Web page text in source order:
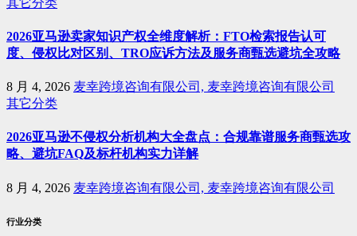
2026亚马逊卖家知识产权全维度解析：FTO检索报告认可
度、侵权比对区别、TRO应诉方法及服务商甄选避坑全攻略
8 月 4, 2026 麦幸跨境咨询有限公司, 麦幸跨境咨询有限公司
其它分类
2026亚马逊不侵权分析机构大全盘点：合规靠谱服务商甄选攻
略、避坑FAQ及标杆机构实力详解
8 月 4, 2026 麦幸跨境咨询有限公司, 麦幸跨境咨询有限公司
行业分类